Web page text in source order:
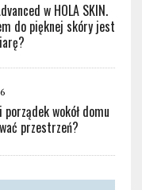
w HOLA SKIN.
do pięknej skóry jest
porządek wokół domu
przestrzeń?